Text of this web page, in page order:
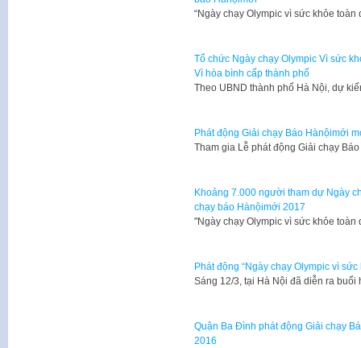
“Ngày chạy Olympic vì sức khỏe
Tổ chức Ngày chạy Olympic Vì sức
Vì hòa bình cấp thành phố
Theo UBND thành phố Hà Nội, dự
Phát động Giải chạy Báo Hànộimới
Tham gia Lễ phát động Giải chạy
Khoảng 7.000 người tham dự Ngày
chạy báo Hànộimới 2017
"Ngày chạy Olympic vì sức khỏe
Phát động “Ngày chạy Olympic vì sức
​Sáng 12/3, tại Hà Nội đã diễn ra
Quận Ba Đình phát động Giải chạy
2016